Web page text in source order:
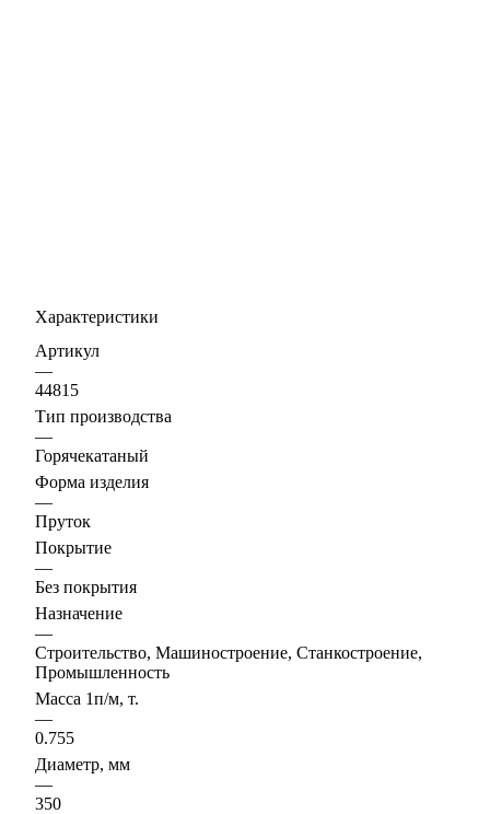
Характеристики
Артикул
—
44815
Тип производства
—
Горячекатаный
Форма изделия
—
Пруток
Покрытие
—
Без покрытия
Назначение
—
Строительство, Машиностроение, Станкостроение,
Промышленность
Масса 1п/м, т.
—
0.755
Диаметр, мм
—
350